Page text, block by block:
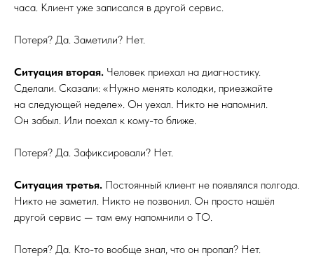
часа. Клиент уже записался в другой сервис.
Потеря? Да. Заметили? Нет.
Ситуация вторая. Человек приехал на диагностику.
Сделали. Сказали: «Нужно менять колодки, приезжайте
на следующей неделе». Он уехал. Никто не напомнил.
Он забыл. Или поехал к кому-то ближе.
Потеря? Да. Зафиксировали? Нет.
Ситуация третья. Постоянный клиент не появлялся полгода.
Никто не заметил. Никто не позвонил. Он просто нашёл
другой сервис — там ему напомнили о ТО.
Потеря? Да. Кто-то вообще знал, что он пропал? Нет.